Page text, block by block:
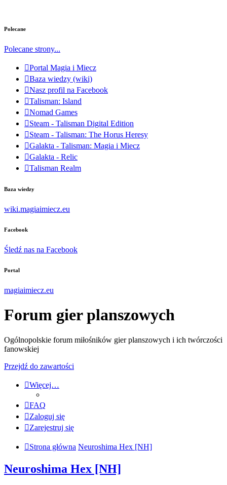
Polecane
Polecane strony...
Portal Magia i Miecz
Baza wiedzy (wiki)
Nasz profil na Facebook
Talisman: Island
Nomad Games
Steam - Talisman Digital Edition
Steam - Talisman: The Horus Heresy
Galakta - Talisman: Magia i Miecz
Galakta - Relic
Talisman Realm
Baza wiedzy
wiki.magiaimiecz.eu
Facebook
Śledź nas na Facebook
Portal
magiaimiecz.eu
Forum gier planszowych
Ogólnopolskie forum miłośników gier planszowych i ich twórczości
fanowskiej
Przejdź do zawartości
Więcej…
FAQ
Zaloguj się
Zarejestruj się
Strona główna Neuroshima Hex [NH]
Neuroshima Hex [NH]